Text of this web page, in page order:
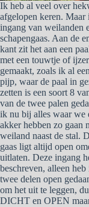
Ik heb al veel over
afgelopen keren. Maar
ingang van weilanden
schapengaas. Aan de
kant zit het aan een
met een touwtje of
gemaakt, zoals ik al
pijp, waar de paal in
zetten is een soort 8
van de twee palen
ik nu bij alles waar we
akker hebben zo gaan
weiland naast de stal.
gaas ligt altijd open
uitlaten. Deze ingang
beschreven, alleen
twee delen open
om het uit te leggen,
DICHT en OPEN